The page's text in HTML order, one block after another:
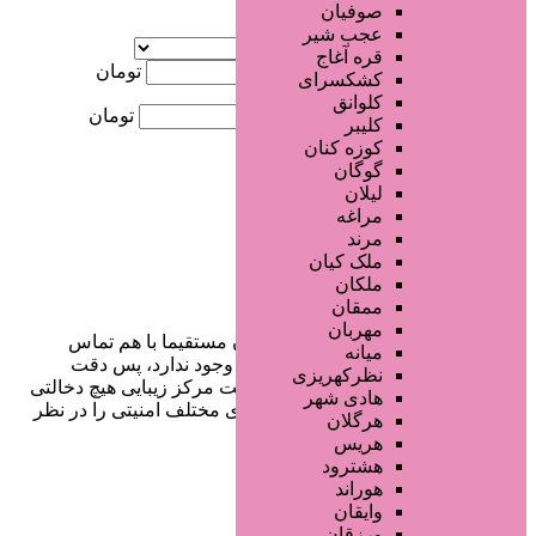
صوفیان
عجب شیر
قره آغاج
کشکسرای
کلوانق
کلیبر
کوزه کنان
گوگان
لیلان
مراغه
مرند
ملک کیان
ملکان
ممقان
مهربان
میانه
نظرکهریزی
هادی شهر
هرگلان
هریس
هشترود
هوراند
وایقان
کمترین قیمت
تومان
بیشترین قیمت تومان
در سایت تبلیغاتی مرکز زیبایی کاربران مستقیما با هم تماس
می‌گیرند و هیچ واسطه‌ای در این میان وجود ندارد، پس دقت
فرمایید که در خرید و فروشِ شما سایت مرکز زیبایی هیچ دخالتی
نداشته و کاربران باید خودشان جنبه‌های مختلف امنیتی را در نظر
دسترسی سریع